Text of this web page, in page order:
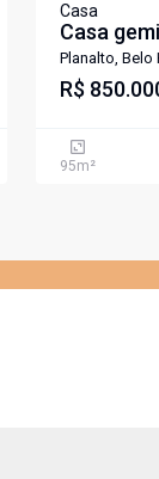
Casa
Casa
vaga no
Planalto, Belo
R$
95m²